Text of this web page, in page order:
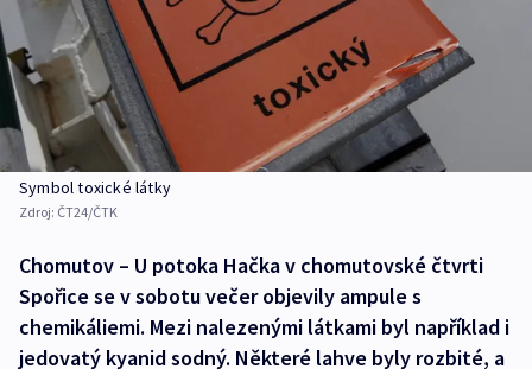
Symbol toxické látky
Zdroj: ČT24/ČTK
Chomutov – U potoka Hačka v chomutovské čtvrti
Spořice se v sobotu večer objevily ampule s
chemikáliemi. Mezi nalezenými látkami byl například i
jedovatý kyanid sodný. Některé lahve byly rozbité, a